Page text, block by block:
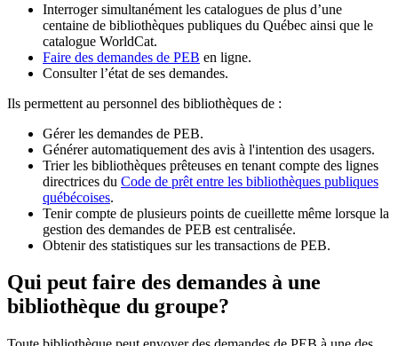
Interroger simultanément les catalogues de plus d’une
centaine de bibliothèques publiques du Québec ainsi que le
catalogue WorldCat.
Faire des demandes de PEB en ligne.
Consulter l’état de ses demandes.
Ils permettent au personnel des bibliothèques de :
Gérer les demandes de PEB.
Générer automatiquement des avis à l'intention des usagers.
Trier les bibliothèques prêteuses en tenant compte des lignes
directrices du Code de prêt entre les bibliothèques publiques
québécoises.
Tenir compte de plusieurs points de cueillette même lorsque la
gestion des demandes de PEB est centralisée.
Obtenir des statistiques sur les transactions de PEB.
Qui peut faire des demandes à une
bibliothèque du groupe?